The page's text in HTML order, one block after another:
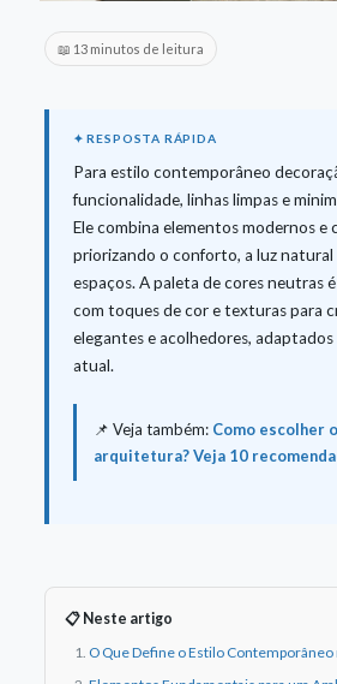
📖 13 minutos de leitura
Para estilo contemporâneo
funcionalidade, linhas limpas e
Ele combina elementos modernos e
priorizando o conforto, a luz natural
espaços. A paleta de cores neutras
com toques de cor e texturas para
elegantes e acolhedores,
atual.
📌 Veja também: Como escolher
arquitetura? Veja 10
📋 Neste artigo
O Que Define o Estilo Contemporâneo